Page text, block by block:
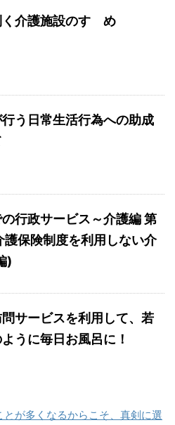
介護施設のすゝめ
う日常生活行為への助成
行政サービス～介護編 第
護保険制度を利用しない介
)
サービスを利用して、若
うに毎日お風呂に！
が多くなるからこそ、真剣に選